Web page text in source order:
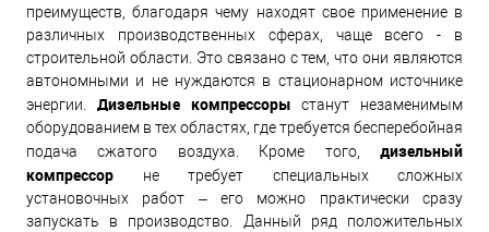
преимуществ, благодаря чему находят свое применение в
различных производственных сферах, чаще всего - в
строительной области. Это связано с тем, что они являются
автономными и не нуждаются в стационарном источнике
энергии. Дизельные компрессоры станут незаменимым
оборудованием в тех областях, где требуется бесперебойная
подача сжатого воздуха. Кроме того, дизельный
компрессор не требует специальных сложных
установочных работ – его можно практически сразу
запускать в производство. Данный ряд положительных